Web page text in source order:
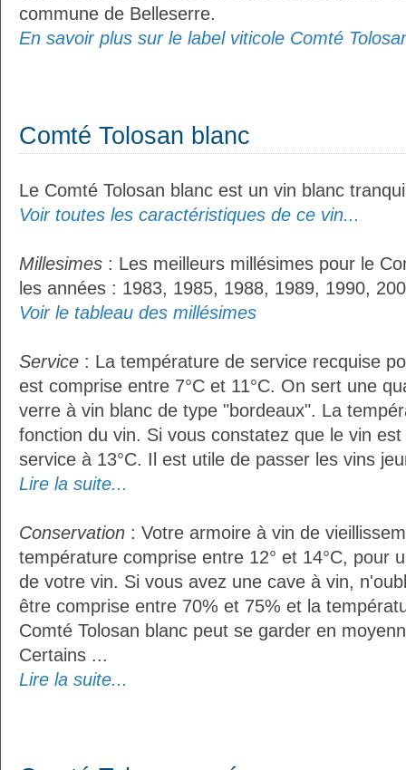
commune de Belleserre.
En savoir plus sur le label viticole Comté
Comté Tolosan blanc
Le Comté Tolosan blanc est un vin blanc
Voir toutes les caractéristiques de ce vin...
Millesimes : Les meilleurs millésimes pour le
les années : 1983, 1985, 1988, 1989, 1990,
Voir le tableau des millésimes
Service : La température de service recquise
est comprise entre 7°C et 11°C. On sert une
verre à vin blanc de type "bordeaux". La
fonction du vin. Si vous constatez que le vin
service à 13°C. Il est utile de passer les vins
Lire la suite...
Conservation : Votre armoire à vin de
température comprise entre 12° et 14°C, pour
de votre vin. Si vous avez une cave à vin,
être comprise entre 70% et 75% et la
Comté Tolosan blanc peut se garder en
Certains ...
Lire la suite...